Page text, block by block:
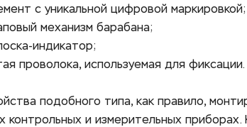
с уникальной цифровой маркировкой;
механизм барабана;
индикатор;
проволока, используемая для фиксации.
подобного типа, как правило,
контрольных и измерительных